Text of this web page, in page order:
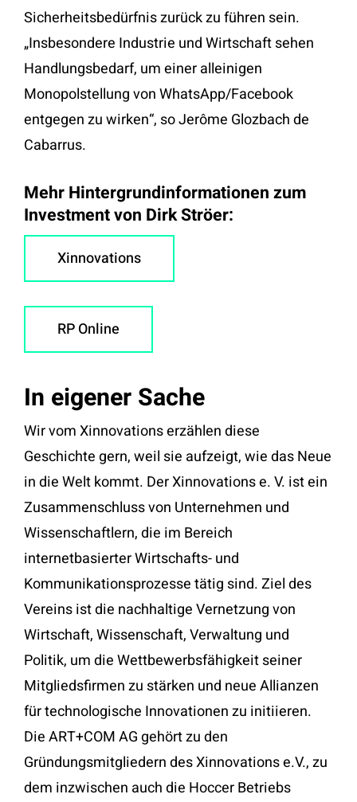
Sicherheitsbedürfnis zurück zu führen sein.
„Insbesondere Industrie und Wirtschaft sehen
Handlungsbedarf, um einer alleinigen
Monopolstellung von WhatsApp/Facebook
entgegen zu wirken“, so Jerôme Glozbach de
Cabarrus.
Mehr Hintergrundinformationen zum
Investment von Dirk Ströer:
Xinnovations
RP Online
In eigener Sache
Wir vom Xinnovations erzählen diese
Geschichte gern, weil sie aufzeigt, wie das Neue
in die Welt kommt. Der Xinnovations e. V. ist ein
Zusammenschluss von Unternehmen und
Wissenschaftlern, die im Bereich
internetbasierter Wirtschafts- und
Kommunikationsprozesse tätig sind. Ziel des
Vereins ist die nachhaltige Vernetzung von
Wirtschaft, Wissenschaft, Verwaltung und
Politik, um die Wettbewerbsfähigkeit seiner
Mitgliedsfirmen zu stärken und neue Allianzen
für technologische Innovationen zu initiieren.
Die ART+COM AG gehört zu den
Gründungsmitgliedern des Xinnovations e.V., zu
dem inzwischen auch die Hoccer Betriebs